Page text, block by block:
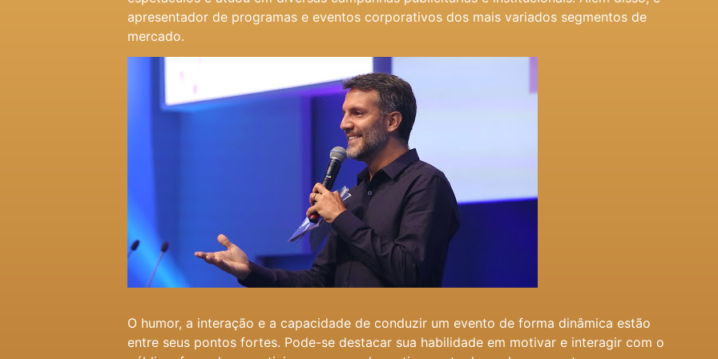
apresentador de programas e eventos corporativos dos mais variados segmentos de
mercado.
O humor, a interação e a capacidade de conduzir um evento de forma dinâmica estão
entre seus pontos fortes. Pode-se destacar sua habilidade em motivar e interagir com o